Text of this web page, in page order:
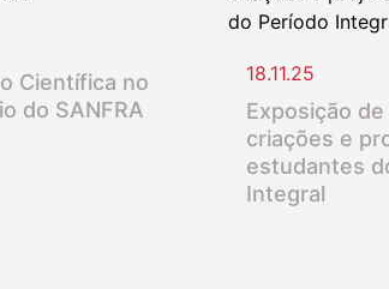
Científica no
do SANFRA
18.11.25
Exposição
criações e
estudantes
Integral